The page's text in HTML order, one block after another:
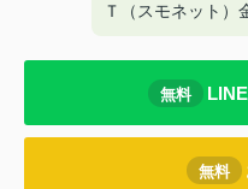
Ｔ（スモネット）
無料
無料